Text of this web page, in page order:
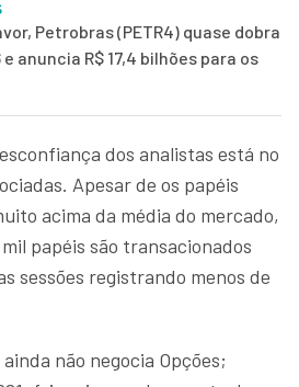
Petrobras (PETR4) quase dobra
anuncia R$ 17,4 bilhões para os
dos analistas está no
Apesar de os papéis
acima da média do mercado,
papéis são transacionados
sessões registrando menos de
não negocia Opções;